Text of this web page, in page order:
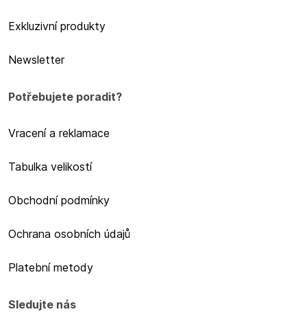
Exkluzivní produkty
Newsletter
Potřebujete poradit?
Vracení a reklamace
Tabulka velikostí
Obchodní podmínky
Ochrana osobních údajů
Platební metody
Sledujte nás